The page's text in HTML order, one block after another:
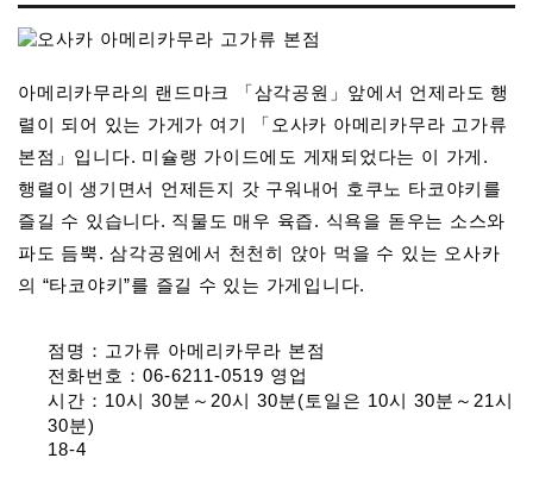
아메리카무라의 랜드마크 「삼각공원」앞에서 언제라도 행
렬이 되어 있는 가게가 여기 「오사카 아메리카무라 고가류
본점」입니다. 미슐랭 가이드에도 게재되었다는 이 가게.
행렬이 생기면서 언제든지 갓 구워내어 호쿠노 타코야키를
즐길 수 있습니다. 직물도 매우 육즙. 식욕을 돋우는 소스와
파도 듬뿍. 삼각공원에서 천천히 앉아 먹을 수 있는 오사카
의 “타코야키”를 즐길 수 있는 가게입니다.
점명：고가류 아메리카무라 본점
전화번호：06-6211-0519 영업
시간：10시 30분～20시 30분(토일은 10시 30분～21시
30분)
18-4